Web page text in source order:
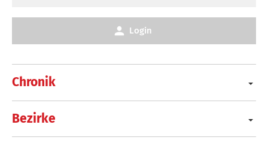
Chronik
Bezirke
Login